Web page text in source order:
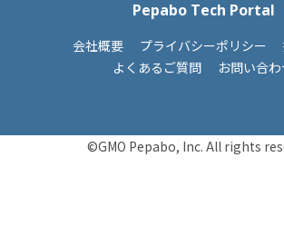
Pepabo Tech Portal
会社概要 プライバシーポリシー
よくあるご質問
お問い合わ
©GMO Pepabo, Inc. All rights